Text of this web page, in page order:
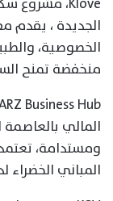
الخصوصية،
منخفضة تمنح
المالي بالعاصمة
ومستدامة،
المباني الخضراء